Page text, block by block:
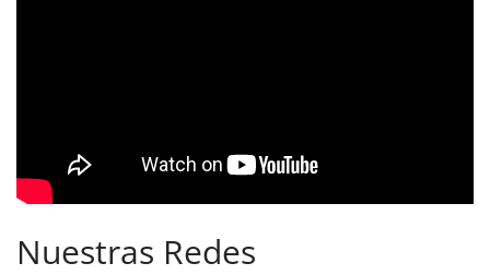
Nuestras Redes